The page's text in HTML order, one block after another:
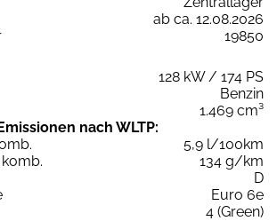
ab ca. 12.08.2026
19850
128 kW / 174 PS
Benzin
1.469 cm³
nach WLTP:
5,9 l/100km
134 g/km
D
Euro 6e
4 (Green)